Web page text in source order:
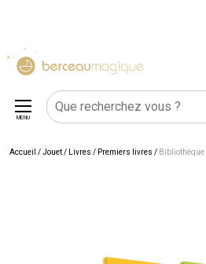
MENU
Accueil /Jouet/ Livres / Premiers livres /